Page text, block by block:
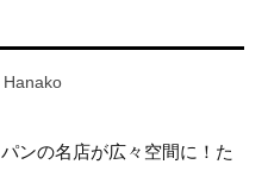
Hanako
ンの名店が広々空間に！た